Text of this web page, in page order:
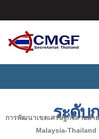
ระดับ
การพัฒนาเขตเศรษฐกิจสามฝ่า
Malaysia-Thailand